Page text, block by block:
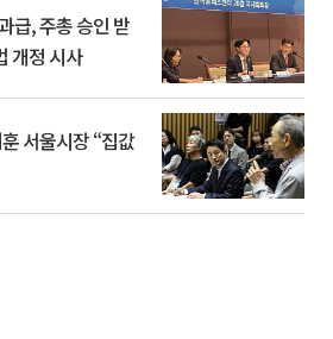
급, 주총 승인 받
개정 시사
서울시장 “집값